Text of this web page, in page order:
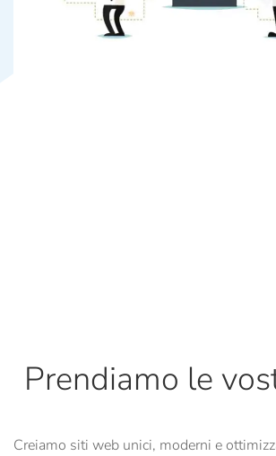
Prendiamo le
Creiamo siti web unici, moderni e